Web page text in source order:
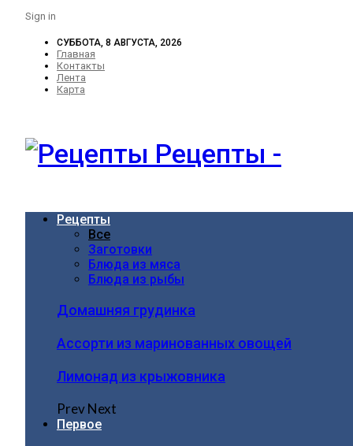
Sign in
СУББОТА, 8 АВГУСТА, 2026
Главная
Контакты
Лента
Карта
Рецепты -
Рецепты
Все
Заготовки
Блюда из мяса
Блюда из рыбы
Домашняя грудинка
Ассорти из маринованных овощей
Лимонад из крыжовника
PrevNext
Первое